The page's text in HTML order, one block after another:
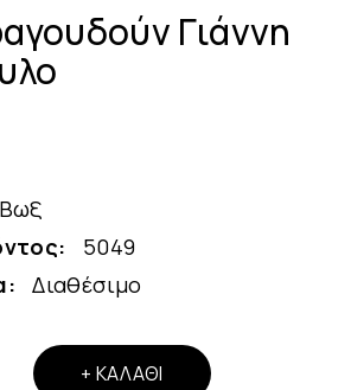
Γιάννη
Βωξ
5049
Διαθέσιμο
ΚΑΛΆΘΙ